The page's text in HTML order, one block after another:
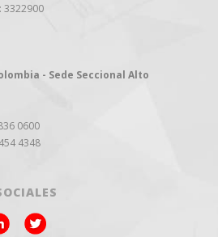
3322900
- Sede Seccional Alto
0600
4348